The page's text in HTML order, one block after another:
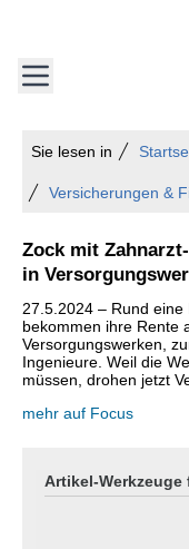
Sie lesen in
Versicherungen &
Zock mit
in
27.5.2024 – Rund
bekommen ihre Rente
Versorgungswerken,
Ingenieure. Weil die
müssen, drohen jetzt
mehr auf Focus
Artikel-Werkzeuge